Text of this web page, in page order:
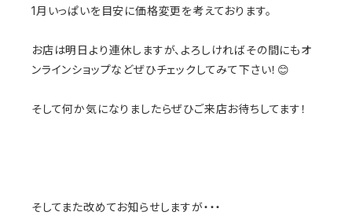
1月いっぱいを目安に価格変更を考えております。
お店は明日より連休しますが、よろしければその間にもオ
ンラインショップなどぜひチェックしてみて下さい！😊
そして何か気になりましたらぜひご来店お待ちしてます！
そしてまた改めてお知らせしますが・・・